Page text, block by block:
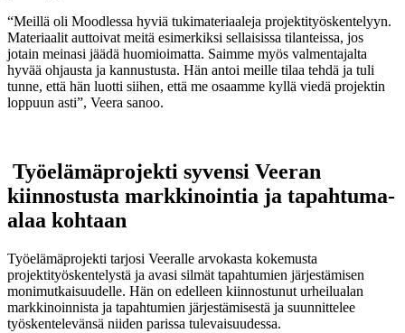
“Meillä oli Moodlessa hyviä tukimateriaaleja projektityöskentelyyn.
Materiaalit auttoivat meitä esimerkiksi sellaisissa tilanteissa, jos
jotain meinasi jäädä huomioimatta. Saimme myös valmentajalta
hyvää ohjausta ja kannustusta. Hän antoi meille tilaa tehdä ja tuli
tunne, että hän luotti siihen, että me osaamme kyllä viedä projektin
loppuun asti”, Veera sanoo.
Työelämäprojekti syvensi Veeran
kiinnostusta markkinointia ja tapahtuma-
alaa kohtaan
Työelämäprojekti tarjosi Veeralle arvokasta kokemusta
projektityöskentelystä ja avasi silmät tapahtumien järjestämisen
monimutkaisuudelle. Hän on edelleen kiinnostunut urheilualan
markkinoinnista ja tapahtumien järjestämisestä ja suunnittelee
työskentelevänsä niiden parissa tulevaisuudessa.